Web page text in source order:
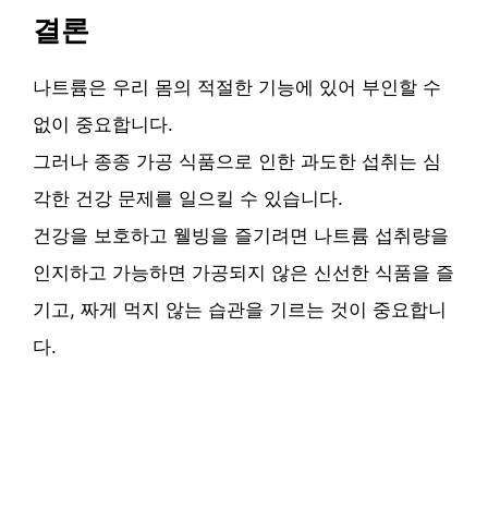
결론
나트륨은 우리 몸의 적절한 기능에 있어 부인할 수
없이 중요합니다.
그러나 종종 가공 식품으로 인한 과도한 섭취는 심
각한 건강 문제를 일으킬 수 있습니다.
건강을 보호하고 웰빙을 즐기려면 나트륨 섭취량을
인지하고 가능하면 가공되지 않은 신선한 식품을 즐
기고, 짜게 먹지 않는 습관을 기르는 것이 중요합니
다.